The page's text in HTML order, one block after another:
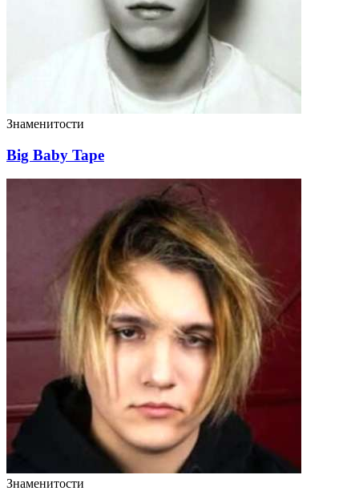
Знаменитости
Big Baby Tape
Знаменитости